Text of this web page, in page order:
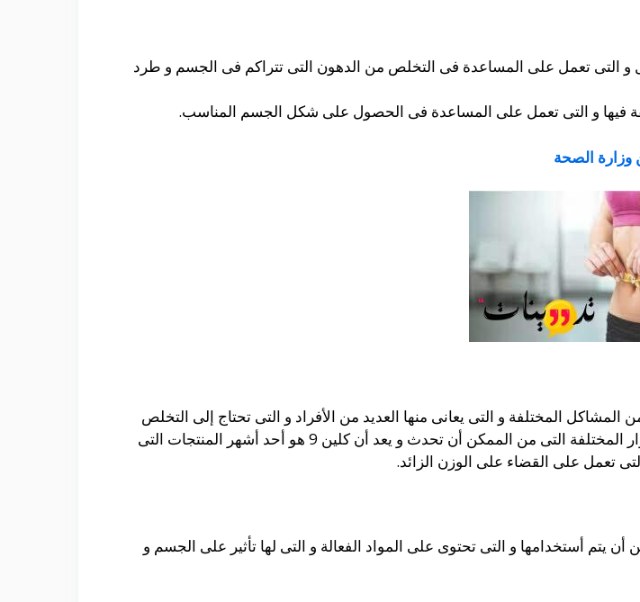
أنها الأفضل و التى تعمل على المساعدة فى التخلص من الدهون التى تتراكم فى الجسم و طرد
فيها و التى تعمل على المساعدة فى الحصول على شكل الجسم المناسب.
الصحة
السمنة هى واحدة من المشاكل المختلفة و التى يعانى منها العديد من الأفراد و التى تحتاج إلى التخلص
منها بشكل سريع و ذلك من أجل منع التسبب فى المشاكل و الأضرار المختلفة التى من الممكن أن تحدث و يعد أن كلين 9 هو أحد أشهر المنتجات التى
تعمل على القضاء على الوزن الزائد.
يتم أستخدامها و التى تحتوى على المواد الفعالة و التى لها تأثير على الجسم و